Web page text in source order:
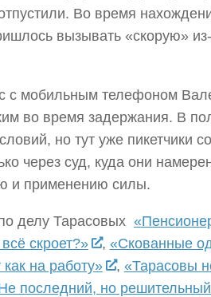
Во время
вызывать «скорую»
с мобильным телефоном
во время задержания. В
но тут уже пикетчики
через суд, куда они
и применению силы.
делу Тарасовых
скроет?» , «Скованные
на работу» , «Тарасовы
последний, но